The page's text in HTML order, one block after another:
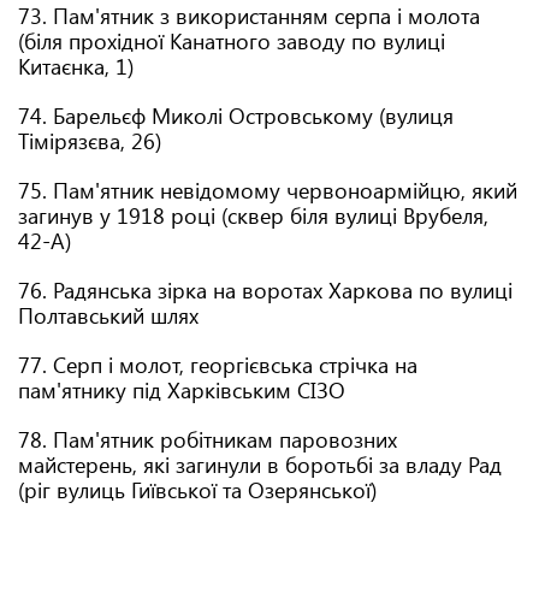
73. Пам'ятник з використанням серпа і молота
(біля прохідної Канатного заводу по вулиці
Китаєнка, 1)
74. Барельєф Миколі Островському (вулиця
Тімірязєва, 26)
75. Пам'ятник невідомому червоноармійцю, який
загинув у 1918 році (сквер біля вулиці Врубеля,
42-А)
76. Радянська зірка на воротах Харкова по вулиці
Полтавський шлях
77. Серп і молот, георгієвська стрічка на
пам'ятнику під Харківським СІЗО
78. Пам'ятник робітникам паровозних
майстерень, які загинули в боротьбі за владу Рад
(ріг вулиць Гиївської та Озерянської)